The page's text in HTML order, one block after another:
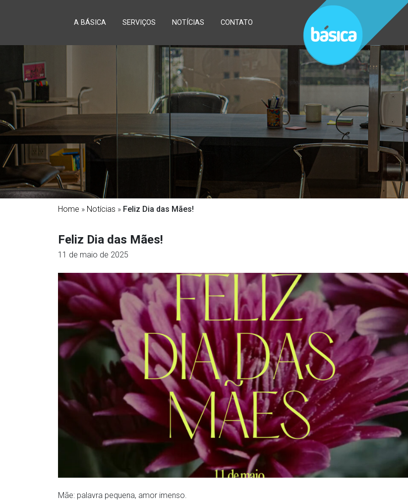
A BÁSICA SERVIÇOS NOTÍCIAS CONTATO
Home » Notícias » Feliz Dia das Mães!
Feliz Dia das Mães!
11 de maio de 2025
Mãe: palavra pequena, amor imenso.